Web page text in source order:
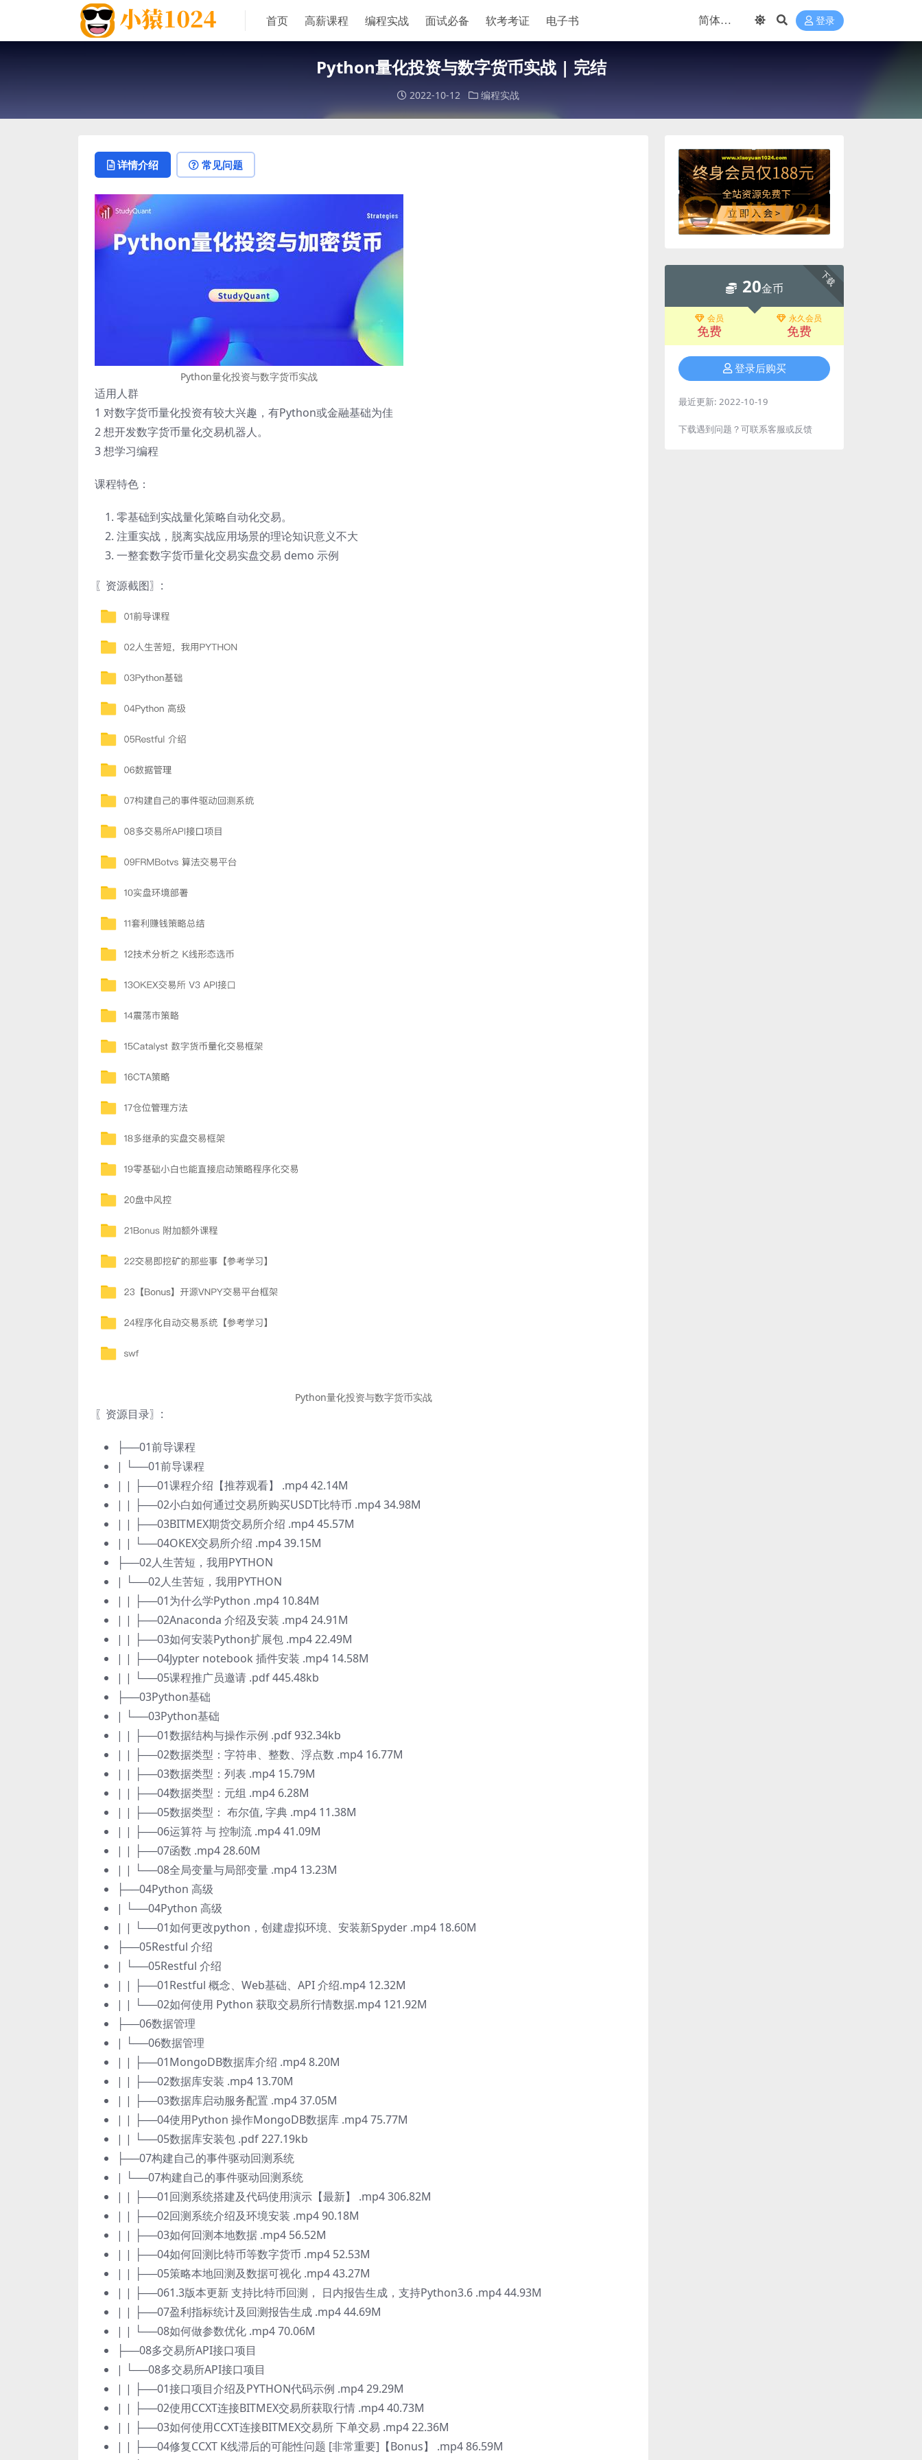
首页 高薪课程 编程实战 面试必备 软考考证 电子书 登录
Python量化投资与数字货币实战 | 完结
2022-10-12 编程实战
详情介绍 常见问题
Python量化投资与数字货币实战
适用人群
1 对数字货币量化投资有较大兴趣，有Python或金融基础为佳
2 想开发数字货币量化交易机器人。
3 想学习编程
课程特色：
零基础到实战量化策略自动化交易。
注重实战，脱离实战应用场景的理论知识意义不大
一整套数字货币量化交易实盘交易 demo 示例
〖资源截图〗:
Python量化投资与数字货币实战
〖资源目录〗:
├──01前导课程
| └──01前导课程
| | ├──01课程介绍【推荐观看】 .mp4 42.14M
| | ├──02小白如何通过交易所购买USDT比特币 .mp4 34.98M
| | ├──03BITMEX期货交易所介绍 .mp4 45.57M
| | └──04OKEX交易所介绍 .mp4 39.15M
├──02人生苦短，我用PYTHON
| └──02人生苦短，我用PYTHON
| | ├──01为什么学Python .mp4 10.84M
| | ├──02Anaconda 介绍及安装 .mp4 24.91M
| | ├──03如何安装Python扩展包 .mp4 22.49M
| | ├──04Jypter notebook 插件安装 .mp4 14.58M
| | └──05课程推广员邀请 .pdf 445.48kb
├──03Python基础
| └──03Python基础
| | ├──01数据结构与操作示例 .pdf 932.34kb
| | ├──02数据类型：字符串、整数、浮点数 .mp4 16.77M
| | ├──03数据类型：列表 .mp4 15.79M
| | ├──04数据类型：元组 .mp4 6.28M
| | ├──05数据类型： 布尔值, 字典 .mp4 11.38M
| | ├──06运算符 与 控制流 .mp4 41.09M
| | ├──07函数 .mp4 28.60M
| | └──08全局变量与局部变量 .mp4 13.23M
├──04Python 高级
| └──04Python 高级
| | └──01如何更改python，创建虚拟环境、安装新Spyder .mp4 18.60M
├──05Restful 介绍
| └──05Restful 介绍
| | ├──01Restful 概念、Web基础、API 介绍.mp4 12.32M
| | └──02如何使用 Python 获取交易所行情数据.mp4 121.92M
├──06数据管理
| └──06数据管理
| | ├──01MongoDB数据库介绍 .mp4 8.20M
| | ├──02数据库安装 .mp4 13.70M
| | ├──03数据库启动服务配置 .mp4 37.05M
| | ├──04使用Python 操作MongoDB数据库 .mp4 75.77M
| | └──05数据库安装包 .pdf 227.19kb
├──07构建自己的事件驱动回测系统
| └──07构建自己的事件驱动回测系统
| | ├──01回测系统搭建及代码使用演示【最新】 .mp4 306.82M
| | ├──02回测系统介绍及环境安装 .mp4 90.18M
| | ├──03如何回测本地数据 .mp4 56.52M
| | ├──04如何回测比特币等数字货币 .mp4 52.53M
| | ├──05策略本地回测及数据可视化 .mp4 43.27M
| | ├──061.3版本更新 支持比特币回测， 日内报告生成，支持Python3.6 .mp4 44.93M
| | ├──07盈利指标统计及回测报告生成 .mp4 44.69M
| | └──08如何做参数优化 .mp4 70.06M
├──08多交易所API接口项目
| └──08多交易所API接口项目
| | ├──01接口项目介绍及PYTHON代码示例 .mp4 29.29M
| | ├──02使用CCXT连接BITMEX交易所获取行情 .mp4 40.73M
| | ├──03如何使用CCXT连接BITMEX交易所 下单交易 .mp4 22.36M
| | ├──04修复CCXT K线滞后的可能性问题 [非常重要]【Bonus】 .mp4 86.59M
下载
20金币
会员
免费
永久会员
免费
登录后购买
最近更新: 2022-10-19
下载遇到问题？可联系客服或反馈